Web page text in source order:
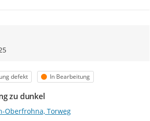
Zur Äußerung
defekt Status
In Bearbeitung
zu dunkel
Oberfrohna, Torweg